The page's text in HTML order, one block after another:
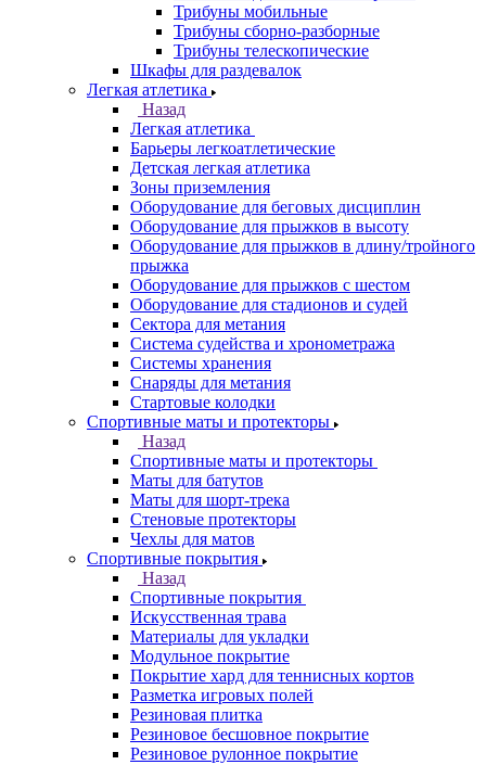
Трибуны мобильные
Трибуны сборно-разборные
Трибуны телескопические
Шкафы для раздевалок
Легкая атлетика
Назад
Легкая атлетика
Барьеры легкоатлетические
Детская легкая атлетика
Зоны приземления
Оборудование для беговых дисциплин
Оборудование для прыжков в высоту
Оборудование для прыжков в длину/тройного
прыжка
Оборудование для прыжков с шестом
Оборудование для стадионов и судей
Сектора для метания
Система судейства и хронометража
Системы хранения
Снаряды для метания
Стартовые колодки
Спортивные маты и протекторы
Назад
Спортивные маты и протекторы
Маты для батутов
Маты для шорт-трека
Стеновые протекторы
Чехлы для матов
Спортивные покрытия
Назад
Спортивные покрытия
Искусственная трава
Материалы для укладки
Модульное покрытие
Покрытие хард для теннисных кортов
Разметка игровых полей
Резиновая плитка
Резиновое бесшовное покрытие
Резиновое рулонное покрытие